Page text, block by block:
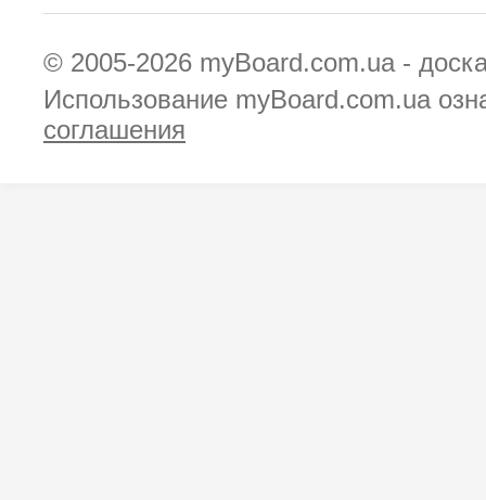
© 2005-2026 myBoard.com.ua -
Использование myBoard.com.ua
соглашения